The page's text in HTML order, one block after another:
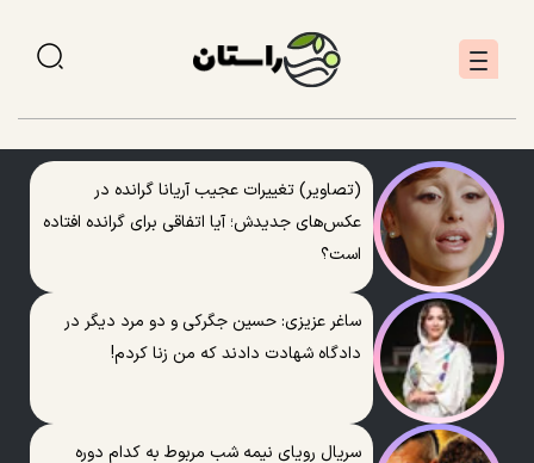
(تصاویر) تغییرات عجیب آریانا گرانده در
عکس‌های جدیدش؛ آیا اتفاقی برای گرانده افتاده
است؟
ساغر عزیزی: حسین جگرکی و دو مرد دیگر در
دادگاه شهادت دادند که من زنا کردم!
سریال رویای نیمه شب مربوط به کدام دوره